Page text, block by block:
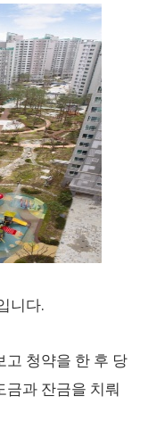
니다.
고 청약을 한 후 당
금과 잔금을 치뤄